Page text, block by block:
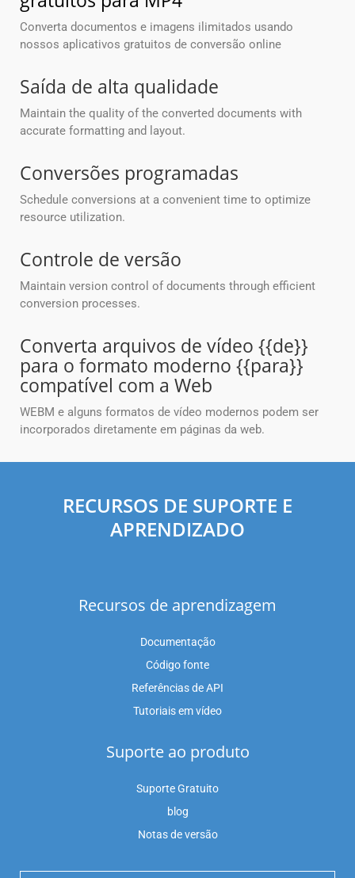
Converta documentos e imagens ilimitados usando
nossos aplicativos gratuitos de conversão online
Saída de alta qualidade
Maintain the quality of the converted documents with
accurate formatting and layout.
Conversões programadas
Schedule conversions at a convenient time to optimize
resource utilization.
Controle de versão
Maintain version control of documents through efficient
conversion processes.
Converta arquivos de vídeo {{de}}
para o formato moderno {{para}}
compatível com a Web
WEBM e alguns formatos de vídeo modernos podem ser
incorporados diretamente em páginas da web.
RECURSOS DE SUPORTE E
APRENDIZADO
Recursos de aprendizagem
Documentação
Código fonte
Referências de API
Tutoriais em vídeo
Suporte ao produto
Suporte Gratuito
blog
Notas de versão